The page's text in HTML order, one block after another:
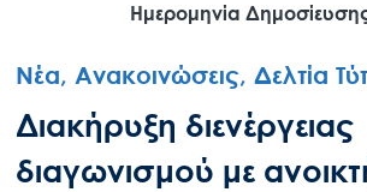
Ημερομηνία
Νέα, Ανακοινώσεις, Δελτία
Διακήρυξη διενέργειας
διαγωνισμού με